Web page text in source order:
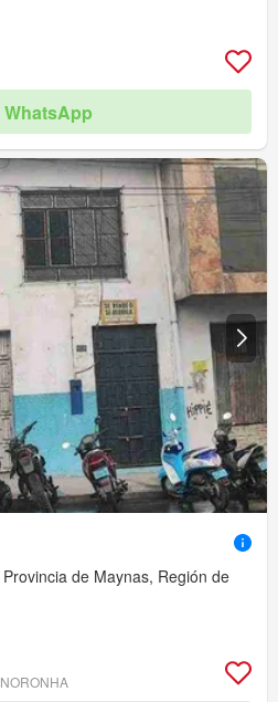
WhatsApp
de Maynas, Región de